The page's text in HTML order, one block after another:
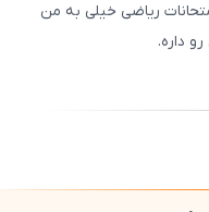
ریاضی خیلی به من
داره.